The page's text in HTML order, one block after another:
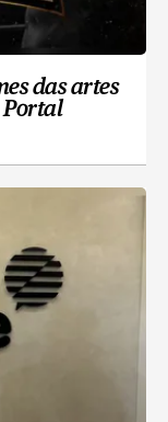
das artes
Portal